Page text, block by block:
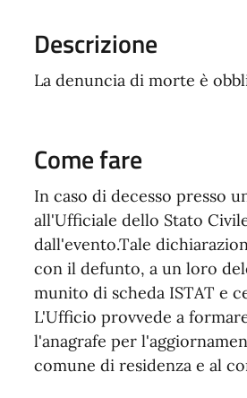
Descrizione
La denuncia di morte è
Come fare
In caso di decesso presso
all'Ufficiale dello Stato
dall'evento.Tale
con il defunto, a un loro
munito di scheda ISTAT e
L'Ufficio provvede a
l'anagrafe per
comune di residenza e al